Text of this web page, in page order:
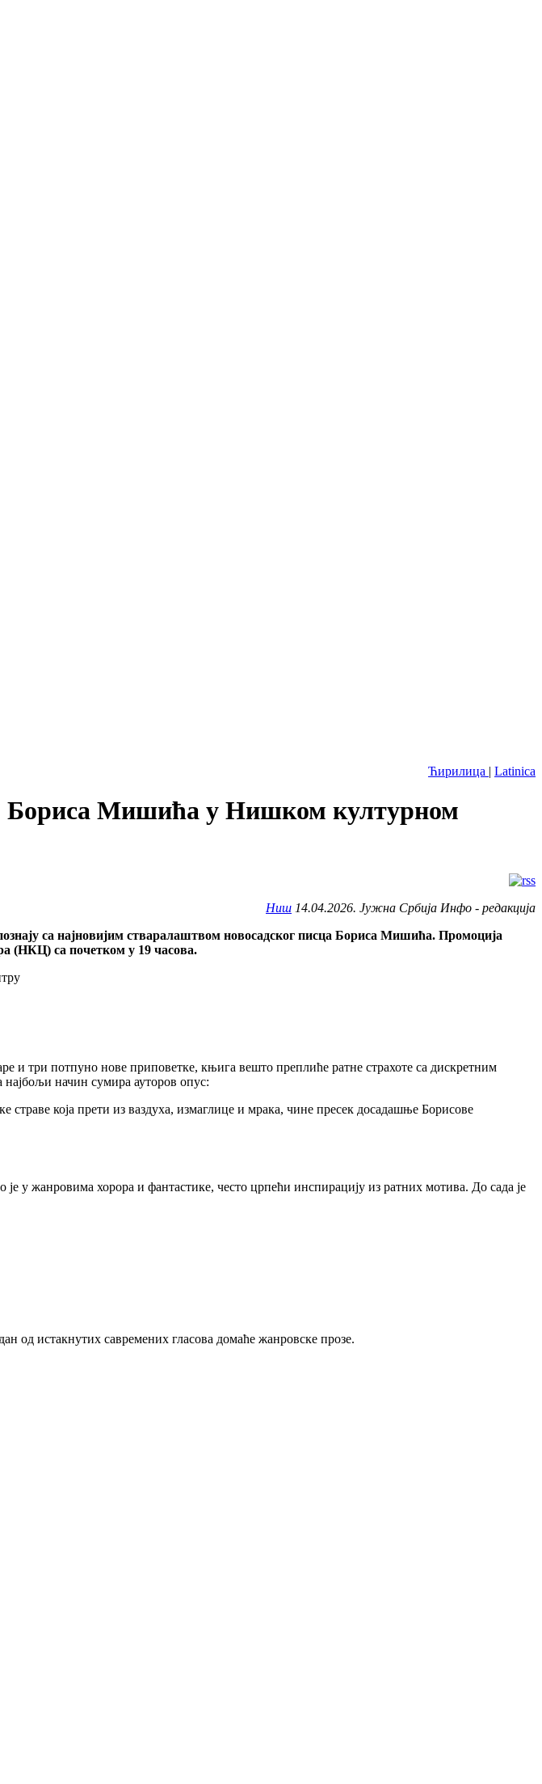
Ћирилица | Latinica
Бориса Мишића у Нишком културном
Ниш 14.04.2026. Јужна Србија Инфо - редакција
са најновијим стваралаштвом новосадског писца Бориса Мишића. Промоција
(НКЦ) са почетком у 19 часова.
и три потпуно нове приповетке, књига вешто преплиће ратне страхоте са дискретним
начин сумира ауторов опус:
која прети из ваздуха, измаглице и мрака, чине пресек досадашње Борисове
жанровима хорора и фантастике, често црпећи инспирацију из ратних мотива. До сада је
од истакнутих савремених гласова домаће жанровске прозе.